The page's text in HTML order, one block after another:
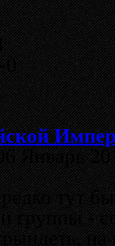
0
Январь
тут
группы -
на